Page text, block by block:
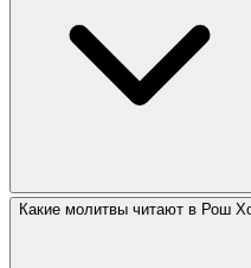
Какие молитвы читают в Рош